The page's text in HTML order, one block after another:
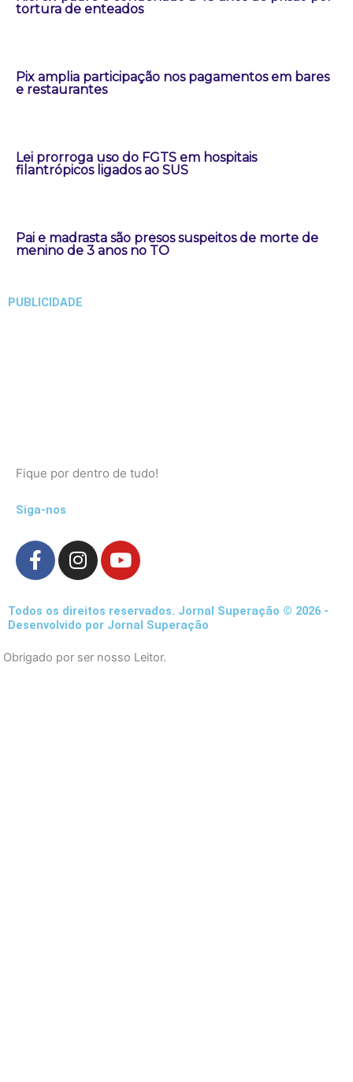
tortura de enteados
Pix amplia participação nos pagamentos em bares
e restaurantes
Lei prorroga uso do FGTS em hospitais
filantrópicos ligados ao SUS
Pai e madrasta são presos suspeitos de morte de
menino de 3 anos no TO
PUBLICIDADE
Fique por dentro de tudo!
Siga-nos
F
a
e
b
o
o
I
n
t
a
r
Y
o
t
u
e
Todos os direitos reservados. Jornal Superação © 2026 -
Desenvolvido por Jornal Superação
Obrigado por ser nosso Leitor.